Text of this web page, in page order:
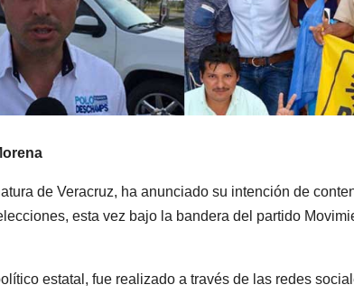
de Veracruz, ha anunciado su intención de
esta vez bajo la bandera del partido
estatal, fue realizado a través de las redes